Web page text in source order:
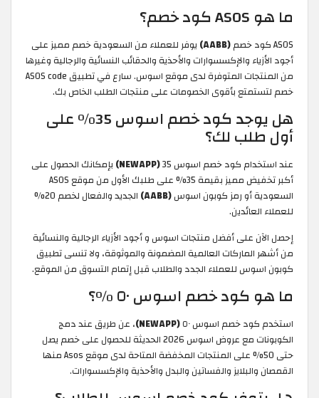
ما هو ASOS كود خصم؟
ASOS كود خصم (AABB)
يوفر للعملاء من السعودية خصم مميز على
أجود الأزياء والإكسسوارات والأحذية والحقائب النسائية والرجالية وغيرها
من المنتجات المتوفرة لدى موقع اسوس. سارع في تطبيق ASOS code
خصم لتستمتع بأقوى الخصومات على منتجات الطلب الخاص بك.
هل يوجد كود خصم اسوس 35% على
أول طلب لك؟
عند استخدام كود خصم اسوس 35 (NEWAPP)
بإمكانك الحصول على
أكبر تخفيض مميز بقيمة 35% على طلبك الأول من موقع ASOS
السعودية أو رمز كوبون اسوس(AABB)
الجديد والفعال لخصم 20%
للعملاء العائدين.
إحصل الآن على أفضل منتجات اسوس و أجود الأزياء الرجالية والنسائية
من أشهر الماركات العالمية المضمونة والموثوقة، ولا تنسى تطبيق
كوبون اسوس للعملاء الجدد والطلاب قبل إتمام التسوق من الموقع.
ما هو كود خصم اسوس ٥٠ %؟
استخدم كود خصم اسوس ٥٠ (NEWAPP)
، عن طريق عند دمج
الكوبونات مع عروض اسوس 2026 الحديثة للحصول على خصم يصل
حتى 50% على المنتجات المخفضة المتاحة لدى موقع Asos منها
القمصان والبلايز والفساتين والبدل والأحذية والإكسسوارات.